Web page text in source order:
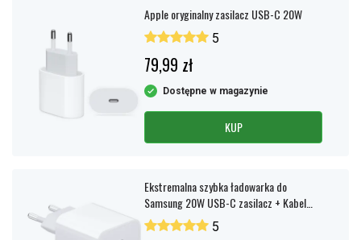
Apple oryginalny zasilacz USB-C 20W
5
79,99 zł
Dostępne w magazynie
KUP
Ekstremalna szybka ładowarka do
Samsung 20W USB-C zasilacz + Kabel
1m, 3A
5